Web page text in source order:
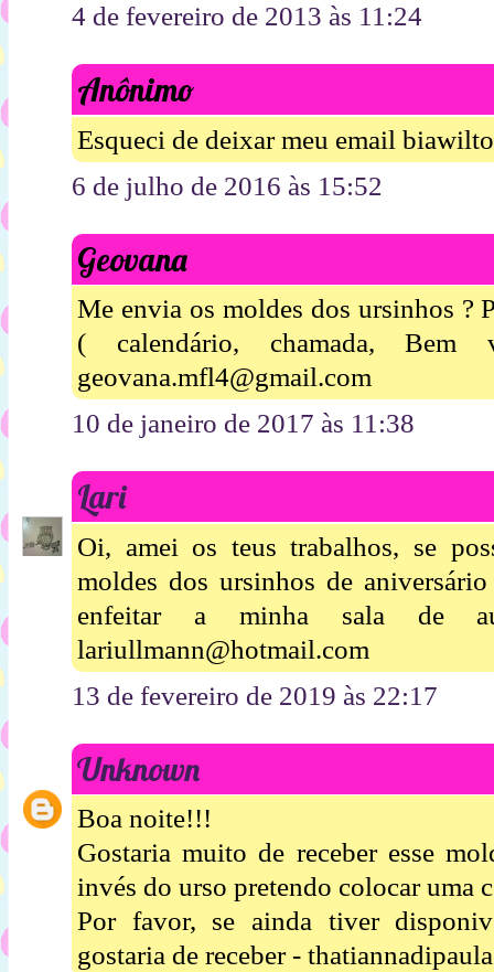
4 de fevereiro de 2013 às 11:24
Anônimo
Esqueci de deixar meu email
6 de julho de 2016 às 15:52
Geovana
Me envia os moldes dos ursinhos ?
( calendário, chamada,
geovana.mfl4@gmail.com
10 de janeiro de 2017 às 11:38
Lari
Oi, amei os teus trabalhos, se
moldes dos ursinhos de
enfeitar a minha sala de
lariullmann@hotmail.com
13 de fevereiro de 2019 às 22:17
Unknown
Boa noite!!!
Gostaria muito de receber esse
invés do urso pretendo colocar uma
Por favor, se ainda tiver
gostaria de receber -